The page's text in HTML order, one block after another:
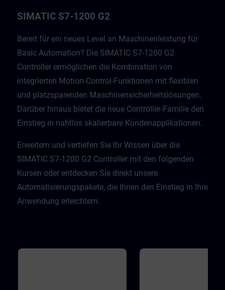
SIMATIC S7-1200 G2
Bereit für ein neues Level an Maschinenleistung für
Basic Automation? Die SIMATIC S7-1200 G2
Controller ermöglichen die Kombination von
integrierten Motion-Control-Funktionen mit flexiblen
und platzsparenden Maschinensicherheitslösungen.
Darüber hinaus bietet die neue Controller-Familie den
Einstieg in nahtlos skalierbare Kundenapplikationen.​
Erweitern und vertiefen Sie Ihr Wissen über die
SIMATIC S7-1200 G2 Controller mit den folgenden
Kursen oder entdecken Sie direkt unsere
Automatisierungspakete, die Ihnen den Einstieg in Ihre
Anwendung erleichtern.